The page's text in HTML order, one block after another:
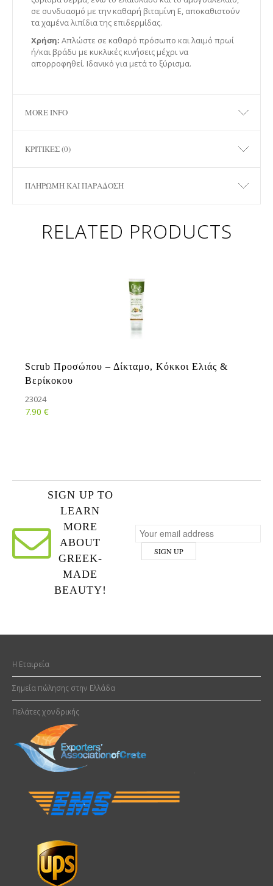
σε συνδυασμό με την καθαρή βιταμίνη Ε, αποκαθιστούν
τα χαμένα λιπίδια της επιδερμίδας.
Χρήση: Απλώστε σε καθαρό πρόσωπο και λαιμό πρωί
ή/και βράδυ με κυκλικές κινήσεις μέχρι να
απορροφηθεί. Ιδανικό για μετά το ξύρισμα.
MORE INFO
ΚΡΙΤΙΚΈΣ (0)
ΠΛΗΡΩΜΉ ΚΑΙ ΠΑΡΆΔΟΣΗ
RELATED PRODUCTS
Scrub Προσώπου – Δίκταμο, Κόκκοι Ελιάς &
Βερίκοκου
23024
7.90 €
SIGN UP TO
LEARN
MORE
ABOUT
GREEK-
MADE
BEAUTY!
H Εταιρεία
Σημεία πώλησης στην Ελλάδα
Πελάτες χονδρικής